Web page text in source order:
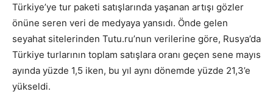
Türkiye’ye tur paketi satışlarında yaşanan artışı gözler
önüne seren veri de medyaya yansıdı. Önde gelen
seyahat sitelerinden Tutu.ru’nun verilerine göre, Rusya’da
Türkiye turlarının toplam satışlara oranı geçen sene mayıs
ayında yüzde 1,5 iken, bu yıl aynı dönemde yüzde 21,3’e
yükseldi.